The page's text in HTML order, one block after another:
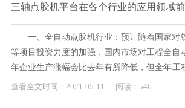
三轴点胶机平台在各个行业的应用领域
一、全自动点胶机行业：预计随着国家对
等项目投资力度的加强，国内市场对工程全
年企业生产涨幅会比去年有所降低，但全
二、仪器仪表行业：从目前主要仪表产品的发...
查看全文时间： 2021-05-11 阅读：546